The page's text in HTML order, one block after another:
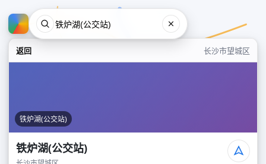
返回 长沙市望城区
铁炉湖(公交站)
铁炉湖(公交站)